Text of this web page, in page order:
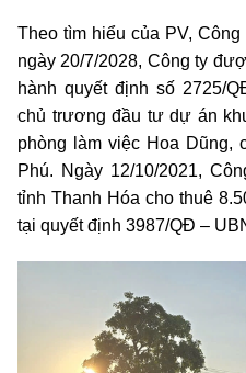
Theo tìm hiểu của PV,
ngày 20/7/2028, Công ty
hành quyết định số 2725/
chủ trương đầu tư dự án
phòng làm việc Hoa Dũng,
Phú. Ngày 12/10/2021,
tỉnh Thanh Hóa cho thuê
tại quyết định 3987/QĐ –